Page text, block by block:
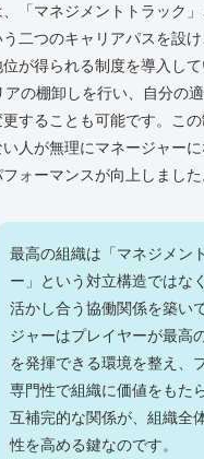
「マネジメントトラック
二つのキャリアパスを設
が得られる制度を導入して
の棚卸しを行い、自分の
することも可能です。こ
人が無理にマネージャーに
ォーマンスが向上しました
最高の組織は「マネジメン
ー」という対立構造ではな
活かし合う協働関係を築い
ジャーはプレイヤーが最高
を発揮できる環境を整え、
専門性で組織に価値をもた
互補完的な関係が、組織全
性を高める鍵なのです。